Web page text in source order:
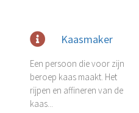
Kaasmaker
Een persoon die voor zijn
beroep kaas maakt. Het
rijpen en affineren van de
kaas...